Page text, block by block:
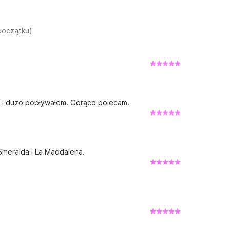
dużo popływałem. Gorąco polecam.
i La Maddalena.